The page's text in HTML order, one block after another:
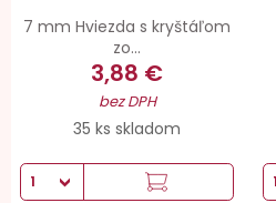
7 mm Hviezda s kryštáľom
zo...
3,88 €
bez DPH
35 ks skladom